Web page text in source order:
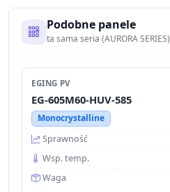
Podobne panele
ta sama seria (AURORA SERIES)
EGING PV
EG-605M60-HUV-585
Monocrystalline
Sprawność
Wsp. temp.
Waga